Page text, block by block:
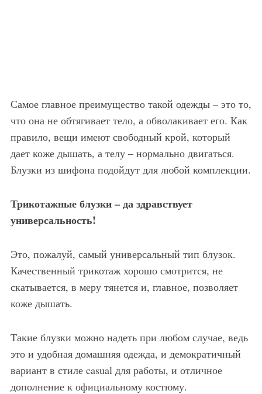
Самое главное преимущество такой одежды – это то,
что она не обтягивает тело, а обволакивает его. Как
правило, вещи имеют свободный крой, который
дает коже дышать, а телу – нормально двигаться.
Блузки из шифона подойдут для любой комплекции.
Трикотажные блузки – да здравствует
универсальность!
Это, пожалуй, самый универсальный тип блузок.
Качественный трикотаж хорошо смотрится, не
скатывается, в меру тянется и, главное, позволяет
коже дышать.
Такие блузки можно надеть при любом случае, ведь
это и удобная домашняя одежда, и демократичный
вариант в стиле casual для работы, и отличное
дополнение к официальному костюму.